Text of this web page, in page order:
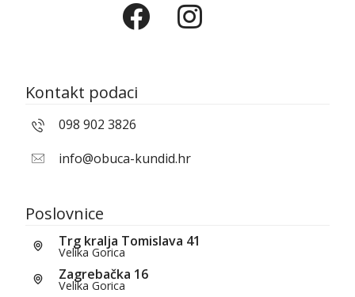
Kontakt podaci
098 902 3826
info@obuca-kundid.hr
Poslovnice
Trg kralja Tomislava 41
Velika Gorica
Zagrebačka 16
Velika Gorica